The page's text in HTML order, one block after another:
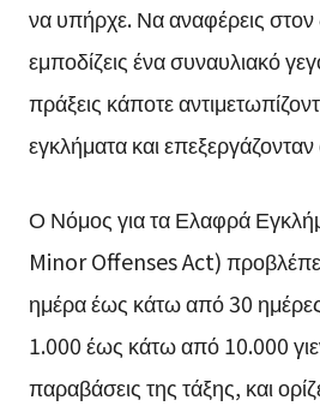
να υπήρχε. Να αναφέρεις στον
εμποδίζεις ένα συναυλιακό
πράξεις κάποτε
εγκλήματα και
Ο Νόμος για τα Ελαφρά
Minor Offenses Act)
ημέρα έως κάτω από 30
1.000 έως κάτω από 10.000
παραβάσεις της τάξης, και